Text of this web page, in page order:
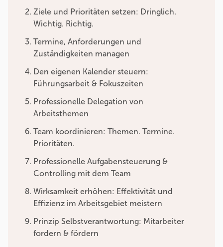
Ziele und Prioritäten setzen: Dringlich.
Wichtig. Richtig.
Termine, Anforderungen und
Zuständigkeiten managen
Den eigenen Kalender steuern:
Führungsarbeit & Fokuszeiten
Professionelle Delegation von
Arbeitsthemen
Team koordinieren: Themen. Termine.
Prioritäten.
Professionelle Aufgabensteuerung &
Controlling mit dem Team
Wirksamkeit erhöhen: Effektivität und
Effizienz im Arbeitsgebiet meistern
Prinzip Selbstverantwortung: Mitarbeiter
fordern & fördern